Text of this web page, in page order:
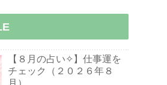
【８月の占い✧】仕事運を
チェック（２０２６年８
月）